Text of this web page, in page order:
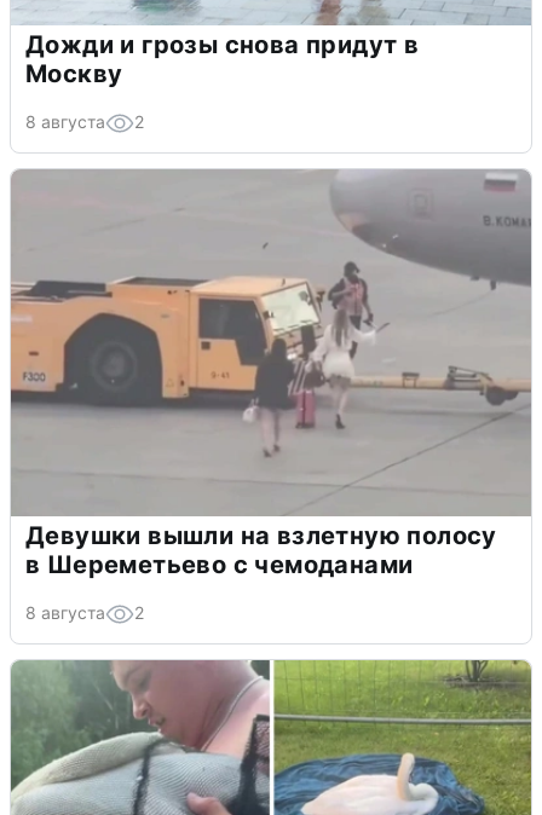
Дожди и грозы снова придут в
Москву
8 августа 2
Девушки вышли на взлетную полосу
в Шереметьево с чемоданами
8 августа 2